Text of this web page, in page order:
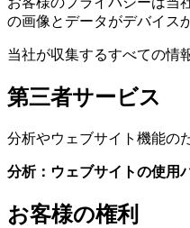
の画像とデータがデバイス
当社が収集するすべての情
第三者サービス
分析やウェブサイト機能の
分析：ウェブサイトの使用
お客様の権利